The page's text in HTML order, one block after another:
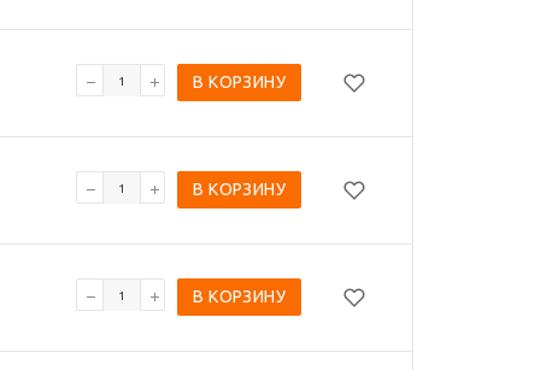
В КОРЗИНУ
В КОРЗИНУ
В КОРЗИНУ